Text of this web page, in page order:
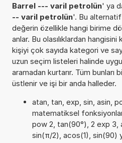
Barrel --- varil petrolün' ya
-- varil petrolün'. Bu
değerin özellikle hangi birime
anlar. Bu olasılıklardan hangisini
kişiyi çok sayıda kategori ve
uzun seçim listeleri halinde
aramadan kurtarır. Tüm
üstlenir ve işi bir anda halleder.
atan, tan, exp, sin, asin,
matematiksel
pow 2, tan(90°), 2 exp 3,
sin(π/2), acos(1), sin(90)